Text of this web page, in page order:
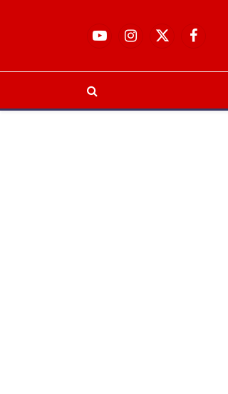
فيسبوكX
الانستغراميوتيوب